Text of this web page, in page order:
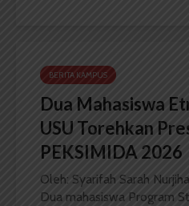
BERITA KAMPUS
Dua Mahasiswa
USU Torehkan
PEKSIMIDA 2026
Oleh: Syarifah Sarah
Dua mahasiswa Program